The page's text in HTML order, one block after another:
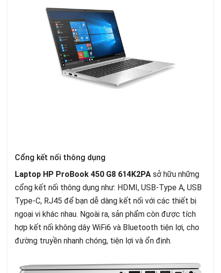
Cổng kết nối thông dụng
Laptop HP ProBook 450 G8 614K2PA sở hữu những
cổng kết nối thông dụng như: HDMI, USB-Type A, USB
Type-C, RJ45 để bạn dễ dàng kết nối với các thiết bị
ngoại vi khác nhau. Ngoài ra, sản phẩm còn được tích
hợp kết nối không dây WiFi6 và Bluetooth tiện lợi, cho
đường truyền nhanh chóng, tiện lợi và ổn định.